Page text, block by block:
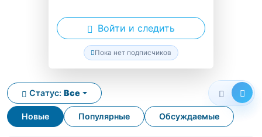
Войти и следить
Пока нет подписчиков
Новые Популярные Обсуждаемые
Статус: Все